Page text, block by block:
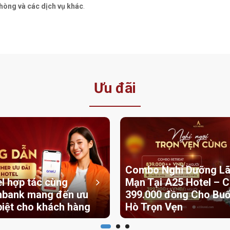
và các dịch vụ khác.
Ưu đãi
hợp tác cùng
mang đến ưu
cho khách hàng
Combo Nghỉ Dưỡng
Mạn Tại A25 Hotel –
399.000 đồng Cho
Hò Trọn Vẹn